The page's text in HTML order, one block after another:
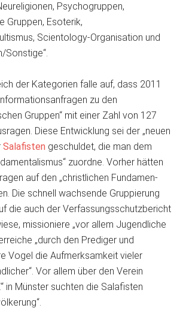
Psychogruppen,
Gruppen, Esoterik,
Scientology-Organisation und
Sonstige“.
der Kategorien falle auf, dass 2011
zu den
Gruppen“ mit einer Zahl von 127
Diese Entwicklung sei der „neuen
Salafisten geschuldet, die man dem
zuordne. Vorher hätten
auf den „christlichen Fundamen­
Die schnell wachsende Gruppierung
die auch der Verfassungsschutzbericht
missioniere „vor allem Jugendliche
„durch den Prediger und
Vogel die Aufmerksamkeit vieler
Vor allem über den Verein
in Münster suchten die Salafisten